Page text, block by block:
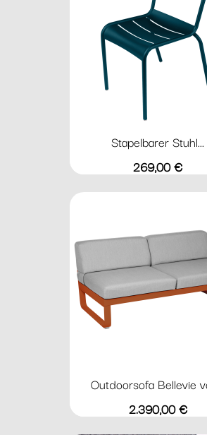
Stapelbarer Stuhl...
Preis
269,00 €
Outdoorsofa Bellevie
Preis
2.390,00 €